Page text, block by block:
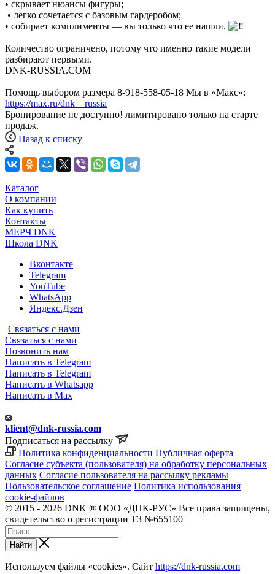
• скрывает нюансы фигуры;
• легко сочетается с базовым гардеробом;
• собирает комплименты — вы только что ее нашли.
Количество ограничено, потому что именно такие модели
разбирают первыми.
DNK-RUSSIA.COM
Помощь выбором размера 8-918-558-05-18 Мы в «Макс»:
https://max.ru/dnk__russia
Бронирование не доступно! лимитировано только на старте
продаж.
Назад к списку
Каталог
О компании
Как купить
Контакты
МЕРЧ DNK
Школа DNK
Вконтакте
Telegram
YouTube
WhatsApp
Яндекс.Дзен
Связаться с нами
Связаться с нами
Позвонить нам
Написать в Telegram
Написать в Telegram
Написать в Whatsapp
Написать в Max
klient@dnk-russia.com
Подписаться на рассылку
Политика конфиденциальности Публичная оферта
Согласие субъекта (пользователя) на обработку персональных
данных Согласие пользователя на рассылку рекламы
Пользовательское соглашение Политика использования
cookie-файлов
© 2015 - 2026 DNK ® ООО «ДНК-РУС» Все права защищены,
свидетельство о регистрации ТЗ №655100
Найти
Используем файлы «cookies». Сайт https://dnk-russia.com